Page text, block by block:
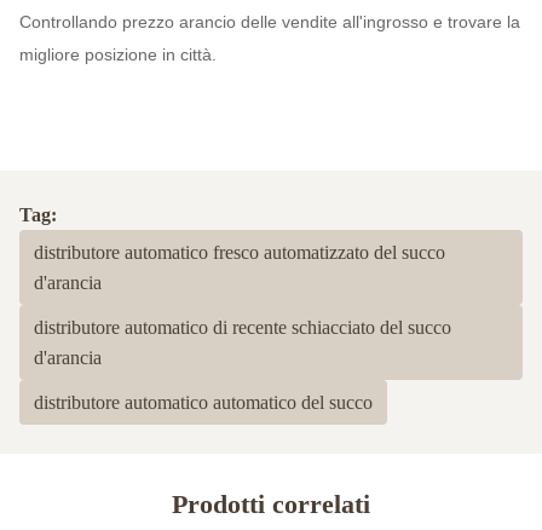
Controllando prezzo arancio delle vendite all'ingrosso e trovare la
migliore posizione in città.
Tag:
distributore automatico fresco automatizzato del succo
d'arancia
distributore automatico di recente schiacciato del succo
d'arancia
distributore automatico automatico del succo
Prodotti correlati